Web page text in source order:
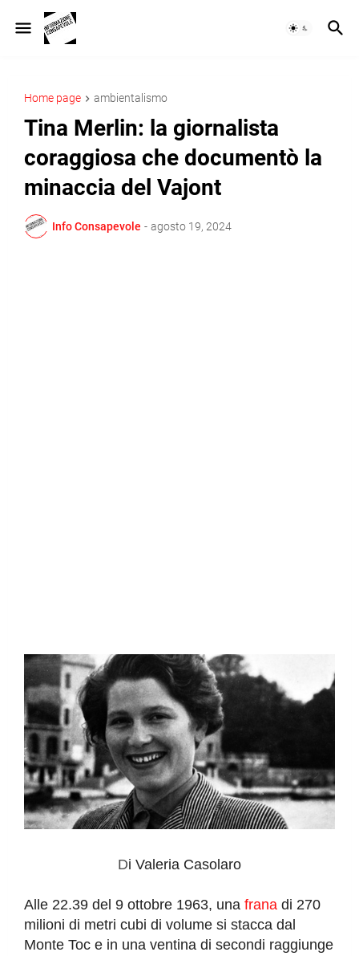
Home page ambientalismo
Tina Merlin: la giornalista
coraggiosa che documentò la
minaccia del Vajont
Info Consapevole - agosto 19, 2024
Di Valeria Casolaro
Alle 22.39 del 9 ottobre 1963, una frana di 270
milioni di metri cubi di volume si stacca dal
Monte Toc e in una ventina di secondi raggiunge